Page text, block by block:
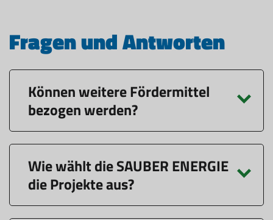
Fragen und Antworten
Können weitere Fördermittel
bezogen werden?
Wie wählt die SAUBER ENERGIE
die Projekte aus?